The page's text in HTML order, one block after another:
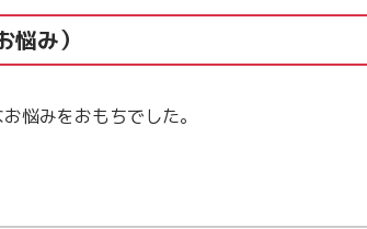
み）
悩みをおもちでした。